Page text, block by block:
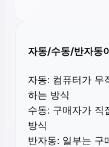
자동/수동/반자동
자동: 컴퓨터가 무
하는 방식
수동: 구매자가 직
방식
반자동: 일부는 구